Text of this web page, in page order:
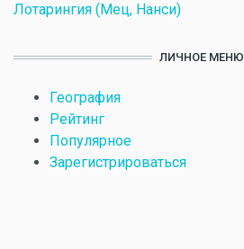
Лотарингия (Мец, Нанси)
ЛИЧНОЕ МЕНЮ
География
Рейтинг
Популярное
Зарегистрироваться